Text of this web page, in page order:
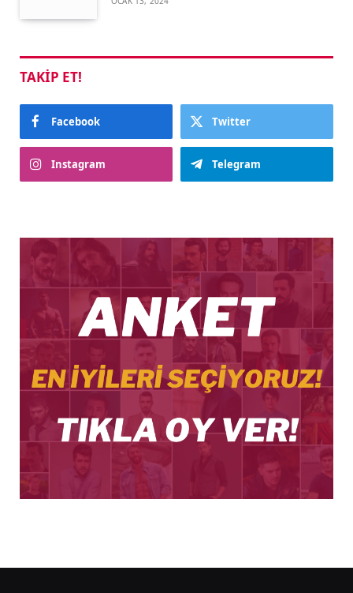
TAKIP ET!
Facebook Twitter
Instagram Telegram